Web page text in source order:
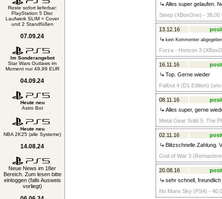
Reste sofort lieferbar:
PlayStation 5 Disc
Laufwerk SLIM + Cover
und 2 Standfüßen
07.09.24
Im Sonderangebot
Star Wars Outlaws im
Moment nur 49,99 EUR
04.09.24
Heute neu
Astro Bot
Heute neu
NBA 2K25 (alle Systeme)
14.08.24
Neue News im 18er
Bereich. Zum lesen bitte
einloggen (falls Ausweis
vorliegt)
Alles super gelaufen.
Steep (XBoxOne) - 38,00
13.12.16
kein Kommenter
Forza - Horizon 3
16.11.16
Top. Gerne wieder
Fallout 4 (D1 Edition)
08.11.16
Alles super, gerne
Metal Gear Solid 5: The
02.11.16
Blitzschnelle Zahlung.
God of War 3
20.08.16
sehr schnell,
No Mans Sky (PS4) -